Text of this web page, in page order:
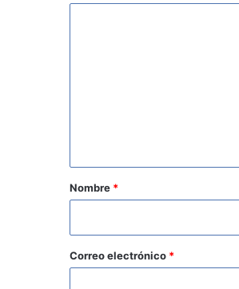
r
o
*
Nombre *
Correo electrónico *